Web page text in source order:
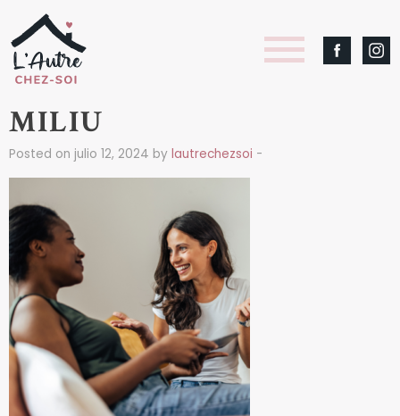
MILIU
Posted on julio 12, 2024 by lautrechezsoi -